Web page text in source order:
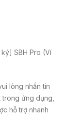
SBH Pro (Ví
lòng nhắn tin
ứng dụng,
hỗ trợ nhanh